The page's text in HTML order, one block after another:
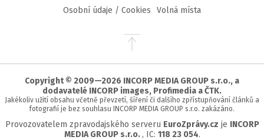
Osobní údaje / Cookies
Volná místa
Přejít
stránky
Copyright © 2009—2026 INCORP MEDIA GROUP s.r.o., a
dodavatelé INCORP images, Profimedia a ČTK.
Jakékoliv užití obsahu včetně převzetí, šíření či dalšího zpřístupňování článků a
fotografií je bez souhlasu INCORP MEDIA GROUP s.r.o. zakázáno.
Provozovatelem zpravodajského serveru EuroZprávy.cz je INCORP
MEDIA GROUP s.r.o. , IC: 118 23 054.